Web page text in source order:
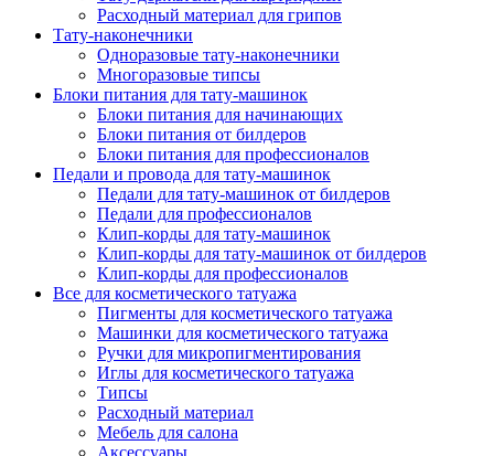
Расходный материал для грипов
Тату-наконечники
Одноразовые тату-наконечники
Многоразовые типсы
Блоки питания для тату-машинок
Блоки питания для начинающих
Блоки питания от билдеров
Блоки питания для профессионалов
Педали и провода для тату-машинок
Педали для тату-машинок от билдеров
Педали для профессионалов
Клип-корды для тату-машинок
Клип-корды для тату-машинок от билдеров
Клип-корды для профессионалов
Все для косметического татуажа
Пигменты для косметического татуажа
Машинки для косметического татуажа
Ручки для микропигментирования
Иглы для косметического татуажа
Типсы
Расходный материал
Мебель для салона
Аксессуары